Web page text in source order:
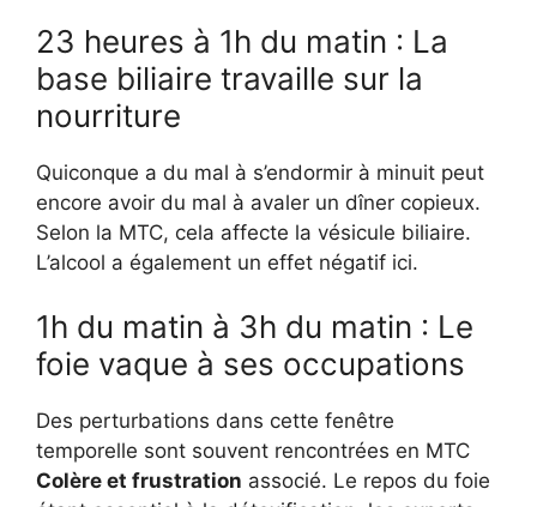
23 heures à 1h du matin : La
base biliaire travaille sur la
nourriture
Quiconque a du mal à s’endormir à minuit peut
encore avoir du mal à avaler un dîner copieux.
Selon la MTC, cela affecte la vésicule biliaire.
L’alcool a également un effet négatif ici.
1h du matin à 3h du matin : Le
foie vaque à ses occupations
Des perturbations dans cette fenêtre
temporelle sont souvent rencontrées en MTC
Colère et frustration associé. Le repos du foie